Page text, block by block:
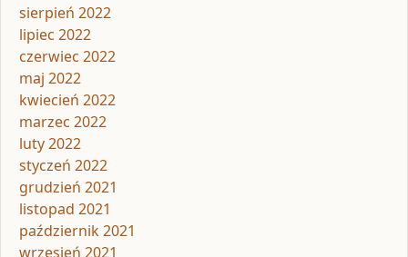
sierpień 2022
lipiec 2022
czerwiec 2022
maj 2022
kwiecień 2022
marzec 2022
luty 2022
styczeń 2022
grudzień 2021
listopad 2021
październik 2021
wrzesień 2021